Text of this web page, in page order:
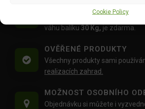
Cookie Policy
Doprava objednávekod 1500 Kč,
váhu balíku 30 Kg, je zdarma.
OVĚŘENÉ PRODUKTY
Všechny produkty sami
realizacích zahrad.
MOŽNOST OSOBNÍHO
Objednávku si můžete i